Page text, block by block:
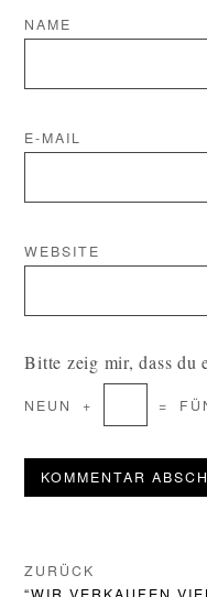
NAME
E-MAIL
WEBSITE
Bitte zeig mir, dass du
NEUN + =
BEITRAGS-
ZURÜCK
VORHERIGER